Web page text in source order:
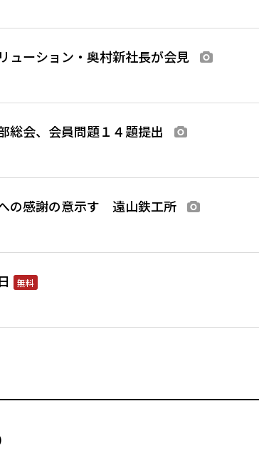
ューション・奥村新社長が会見
会、会員問題１４題提出
の感謝の意示す 遠山鉄工所
無料